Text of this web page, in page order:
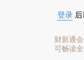
登录
财新通
可畅读